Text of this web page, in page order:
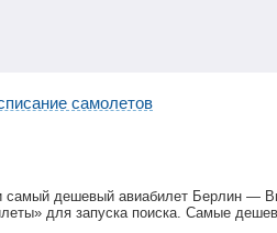
самолетов
самый дешевый авиабилет Берлин —
для запуска поиска. Самые